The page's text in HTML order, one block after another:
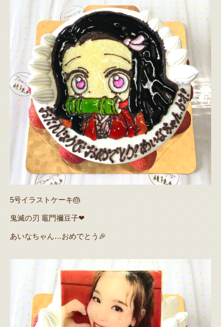
5号イラストケーキ🎂
鬼滅の刃 竈門禰豆子❤
あいなちゃん…おめでとう🎉